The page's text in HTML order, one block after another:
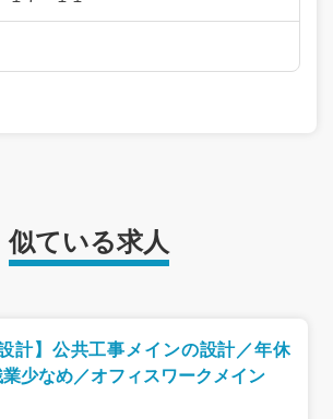
似ている求人
計】公共工事メインの設計／年休
少なめ／オフィスワークメイン